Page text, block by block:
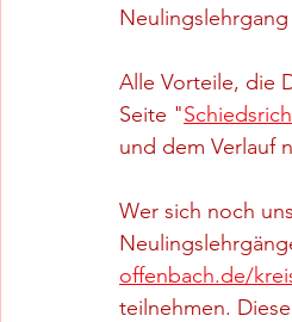
Alle Vorteile, die
Seite "
und dem Verlauf
Wer sich noch
offenbach.de/
teilnehmen.